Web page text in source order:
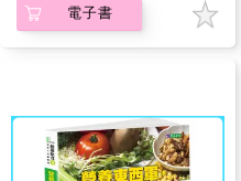
電子書